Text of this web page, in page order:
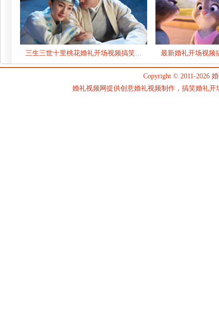
三生三世十里桃花婚礼开场视频搞笑… 最新婚礼开场视
Copyright © 2011-2026
婚礼视频网提供创意婚礼视频制作，搞笑婚礼